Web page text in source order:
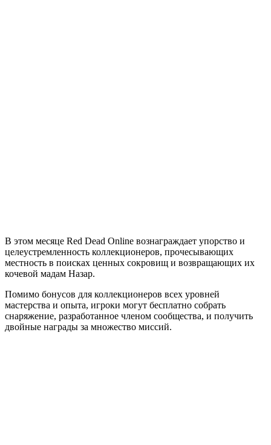
В этом месяце Red Dead Online вознаграждает упорство и
целеустремленность коллекционеров, прочесывающих
местность в поисках ценных сокровищ и возвращающих их
кочевой мадам Назар.
Помимо бонусов для коллекционеров всех уровней
мастерства и опыта, игроки могут бесплатно собрать
снаряжение, разработанное членом сообщества, и получить
двойные награды за множество миссий.